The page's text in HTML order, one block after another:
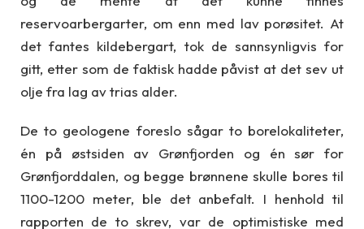
reservoarbergarter, om enn med lav porøsitet. At
det fantes kildebergart, tok de sannsynligvis for
gitt, etter som de faktisk hadde påvist at det sev ut
olje fra lag av trias alder.
De to geologene foreslo sågar to borelokaliteter,
én på østsiden av Grønfjorden og én sør for
Grønfjorddalen, og begge brønnene skulle bores til
1100-1200 meter, ble det anbefalt. I henhold til
rapporten de to skrev, var de optimistiske med